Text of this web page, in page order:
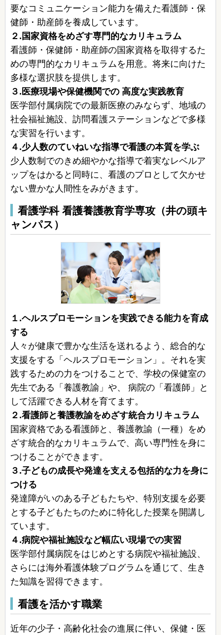
要なコミュニケーション能力を備えた看護師・保
健師・助産師を養成しています。
２.国家資格をめざす専門的なカリキュラム
看護師・保健師・助産師の国家資格を取得するた
めの専門的なカリキュラムを用意。将来に向けた
多様な選択肢を提供します。
３.医療現場や保健機関での 高度な実践教育
医学部付属病院での最新医療のみならず、地域の
社会福祉施設、訪問看護ステーションなどで多様
な実習を行います。
４.少人数のていねいな指導で看護の本質を学ぶ
少人数制でのきめ細やかな指導で着実なレベルア
ップをはかると同時に、看護のプロとして欠かせ
ない豊かな人間性をみがきます。
看護学科 看護養護教育学専攻（井の頭キ
ャンパス）
１.ヘルスプロモーションを実践できる能力を育成
する
人々が健康で豊かな生活を送れるよう、総合的な
支援をする「ヘルスプロモーション」。それを実
践するための力をつけることで、学校の保健室の
先生である「養護教諭」や、 病院の「看護師」と
して活躍できる人材を育てます。
２.看護師と養護教諭をめざす統合カリキュラム
国家資格である看護師と、養護教諭（一種）をめ
ざす統合的なカリキュラムで、高い専門性を身に
つけることができます。
３.子どもの成長や発達を支える包括的な力を身に
つける
発達障がいのある子どもたちや、特別支援を必要
とする子どもたちのために特化した授業を開講し
ています。
４.病院や福祉施設など幅広い現場での実習
医学部付属病院をはじめとする病院や福祉施設、
さらには海外看護体験プログラムを通じて、生き
た知識を習得できます。
看護を活かす職業
近年の少子・高齢化社会の進展に伴い、保健・医